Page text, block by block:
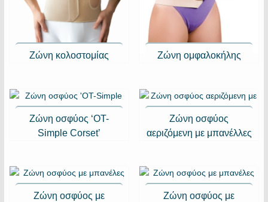
Ζώνη κολοστομίας Ζώνη ομφαλοκήλης
Ζώνη οσφύος ‘OT-
Simple Corset’
Ζώνη οσφύος
αεριζόμενη με μπανέλλες
Ζώνη οσφύος με
Ζώνη οσφύος με